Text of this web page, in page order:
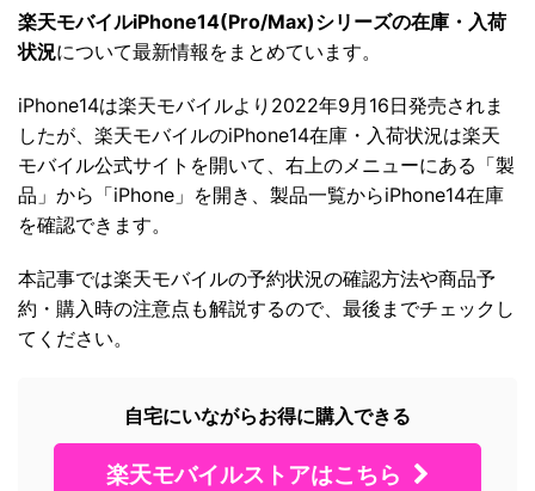
楽天モバイルiPhone14(Pro/Max)シリーズの在庫・入荷
状況について最新情報をまとめています。
iPhone14は楽天モバイルより2022年9月16日発売されま
したが、楽天モバイルのiPhone14在庫・入荷状況は楽天
モバイル公式サイトを開いて、右上のメニューにある「製
品」から「iPhone」を開き、製品一覧からiPhone14在庫
を確認できます。
本記事では楽天モバイルの予約状況の確認方法や商品予
約・購入時の注意点も解説するので、最後までチェックし
てください。
自宅にいながらお得に購入できる
楽天モバイルストアはこちら